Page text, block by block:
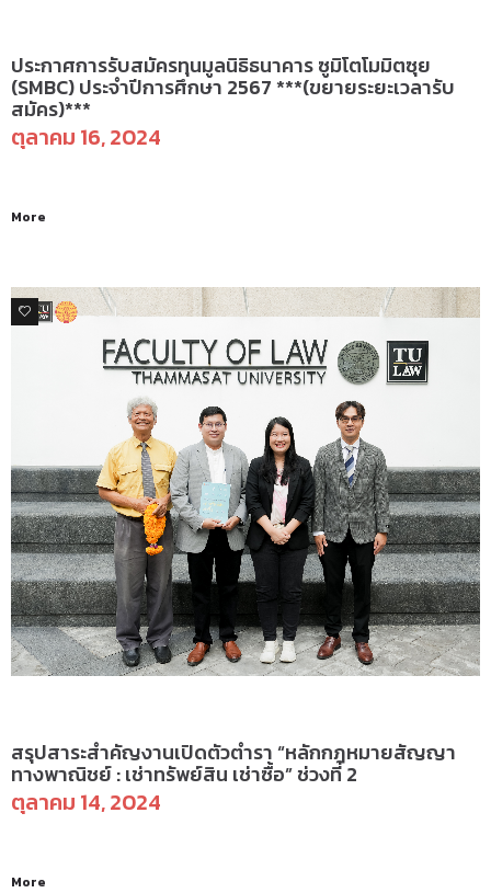
ประกาศการรับสมัครทุนมูลนิธิธนาคาร ซูมิโตโมมิตซุย
(SMBC) ประจำปีการศึกษา 2567 ***(ขยายระยะเวลารับ
สมัคร)***
ตุลาคม 16, 2024
More
0
สรุปสาระสำคัญงานเปิดตัวตำรา “หลักกฎหมายสัญญา
ทางพาณิชย์ : เช่าทรัพย์สิน เช่าซื้อ” ช่วงที่ 2
ตุลาคม 14, 2024
More